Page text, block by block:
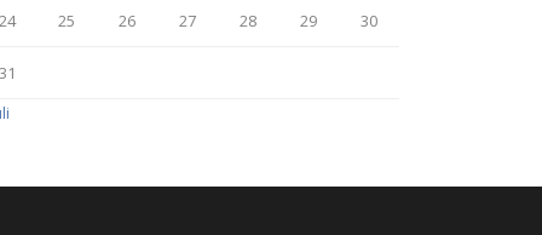
25 26 27 28 29 30